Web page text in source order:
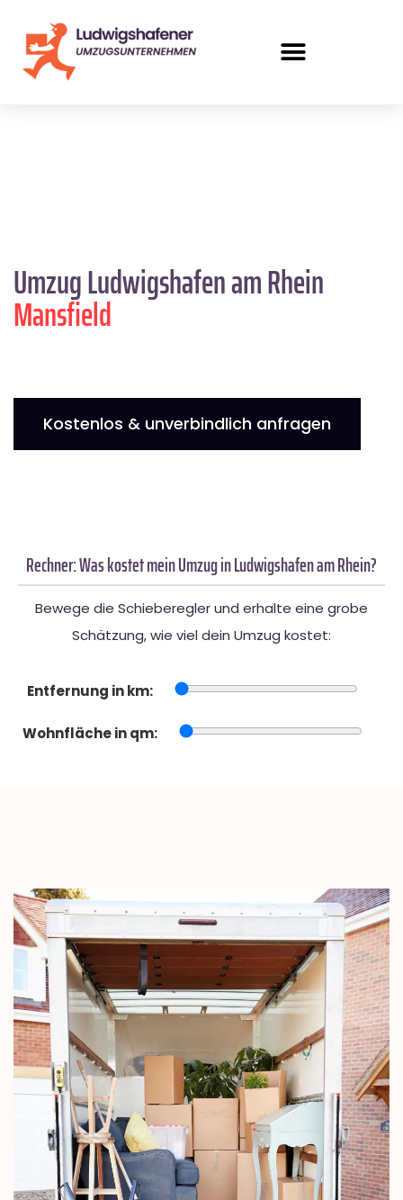
Umzug Ludwigshafen am Rhein
Mansfield
Kostenlos & unverbindlich anfragen
Rechner: Was kostet mein Umzug in Ludwigshafen am Rhein?
Bewege die Schieberegler und erhalte eine grobe
Schätzung, wie viel dein Umzug kostet:
Entfernung in km:
Wohnfläche in qm: